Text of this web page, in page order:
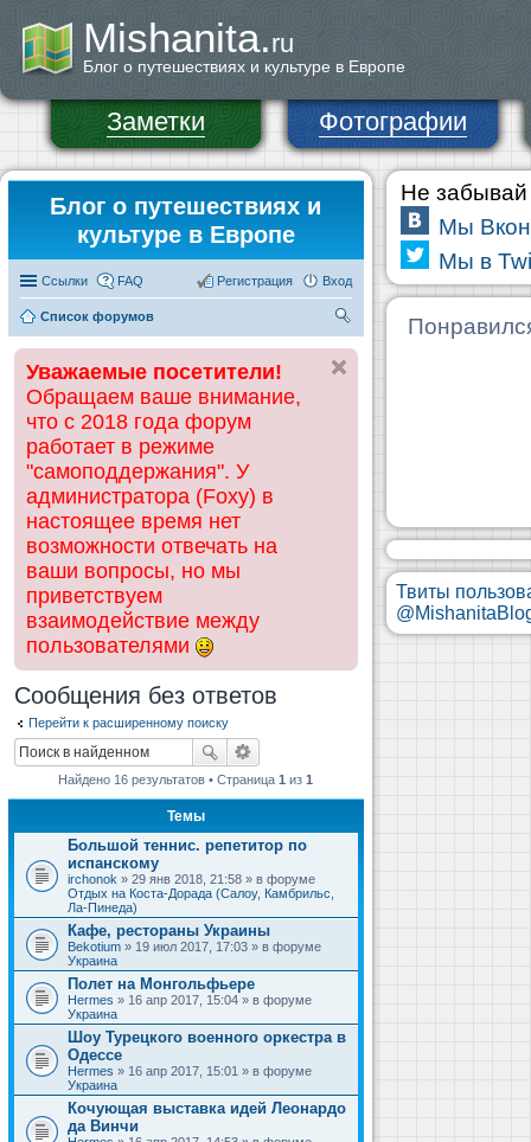
Mishanita.ru
Блог о путешествиях и культуре в Европе
Заметки Фотографии
Блог о путешествиях и
культуре в Европе
Ссылки FAQ Вход
Регистрация
Список форумов
ск
Уважаемые посетители!
Обращаем ваше внимание,
что с 2018 года форум
работает в режиме
"самоподдержания". У
администратора (Foxy) в
настоящее время нет
возможности отвечать на
ваши вопросы, но мы
приветствуем
взаимодействие между
пользователями
Сообщения без ответов
Перейти к расширенному поиску
Найдено 16 результатов • Страница1 из1
Темы
Большой теннис. репетитор по
испанскому
irchonok » 29 янв 2018, 21:58 » в форуме
Отдых на Коста-Дорада (Салоу, Камбрильс,
Ла-Пинеда)
Кафе, рестораны Украины
Bekotium » 19 июл 2017, 17:03 » в форуме
Украина
Полет на Монгольфьере
Hermes » 16 апр 2017, 15:04 » в форуме
Украина
Шоу Турецкого военного оркестра в
Одессе
Hermes » 16 апр 2017, 15:01 » в форуме
Украина
Кочующая выставка идей Леонардо
да Винчи
Не забывай
Мы
Мы в
Твиты